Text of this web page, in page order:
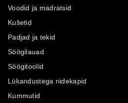
Voodid ja madratsid
Kušetid
Padjad ja tekid
Söögilauad
Söögitoolid
Lükandustega riidekapid
Kummutid